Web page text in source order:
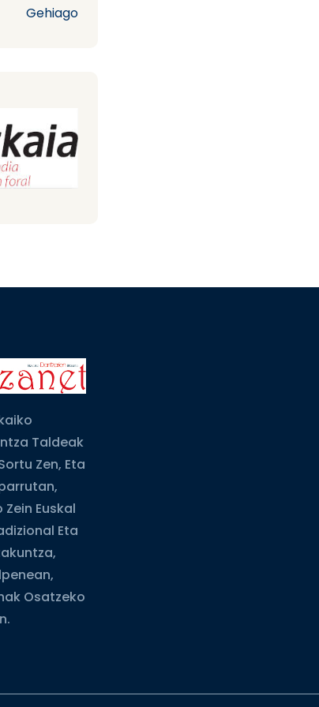
Gehiago
Taldeak
Zen, Eta
Euskal
Eta
Osatzeko